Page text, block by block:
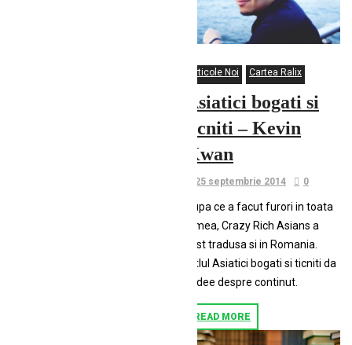
Articole Noi Cartea Ralix
Asiatici bogati si
ticniti – Kevin
Kwan
25 septembrie 2014 0
Dupa ce a facut furori in toata
lumea, Crazy Rich Asians a
fost tradusa si in Romania.
Titlul Asiatici bogati si ticniti da
o idee despre continut.
READ MORE